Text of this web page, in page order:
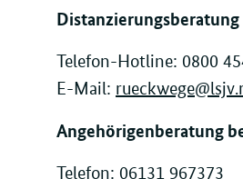
Distanzierungsberatung
Telefon-Hotline: 0800
E-Mail:
Angehörigenberatung
Telefon: 06131 967373